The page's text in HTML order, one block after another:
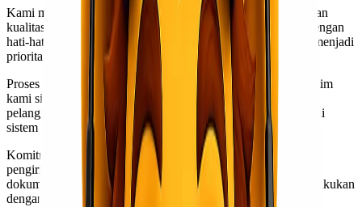
Kami menawarkan harga yang kompetitif tanpa mengorbankan
kualitas layanan. Setiap paket yang diambil akan ditangani dengan
hati-hati oleh tim profesional kami. Keamanan barang Anda menjadi
prioritas utama.
Proses
sangat mudah. Cukup hubungi kami, dan tim
kami siap membantu dari awal hingga akhir. Tidak hanya itu,
pelanggan juga dapat melacak kiriman secara real-time melalui
sistem pelacakan online yang kami sediakan.
Komitmen Lionel Express adalah memberikan pengalaman
pengiriman terbaik bagi setiap klien. Apakah Anda mengirim
dokumen penting atau barang besar sekalipun, semua bisa dilakukan
dengan cepat dan efisien.